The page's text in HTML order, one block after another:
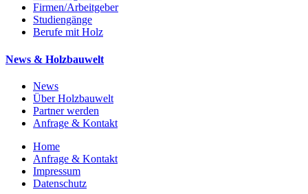
Firmen/Arbeitgeber
Studiengänge
Berufe mit Holz
News & Holzbauwelt
News
Über Holzbauwelt
Partner werden
Anfrage & Kontakt
Home
Anfrage & Kontakt
Impressum
Datenschutz